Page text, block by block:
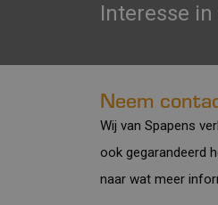
Interesse
Neem
Wij van Spapens
ook gegarandeerd
naar wat meer